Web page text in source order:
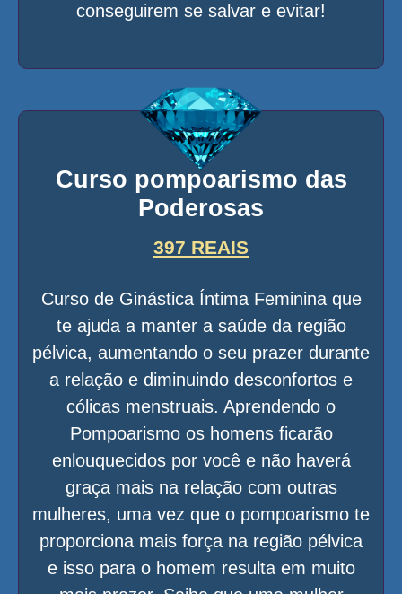
conseguirem se salvar e evitar!
Curso pompoarismo das
Poderosas
397 REAIS
Curso de Ginástica Íntima Feminina que
te ajuda a manter a saúde da região
pélvica, aumentando o seu prazer durante
a relação e diminuindo desconfortos e
cólicas menstruais. Aprendendo o
Pompoarismo os homens ficarão
enlouquecidos por você e não haverá
graça mais na relação com outras
mulheres, uma vez que o pompoarismo te
proporciona mais força na região pélvica
e isso para o homem resulta em muito